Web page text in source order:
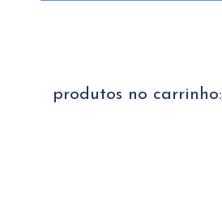
produtos no carrinho: